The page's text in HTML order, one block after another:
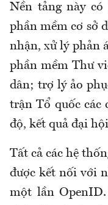
Nền tảng này
phần mềm cơ sở
nhận, xử lý phản
phần mềm Thư
dân; trợ lý ảo
trận Tổ quốc các
độ, kết quả đại
Tất cả các hệ
được kết nối với
một lần